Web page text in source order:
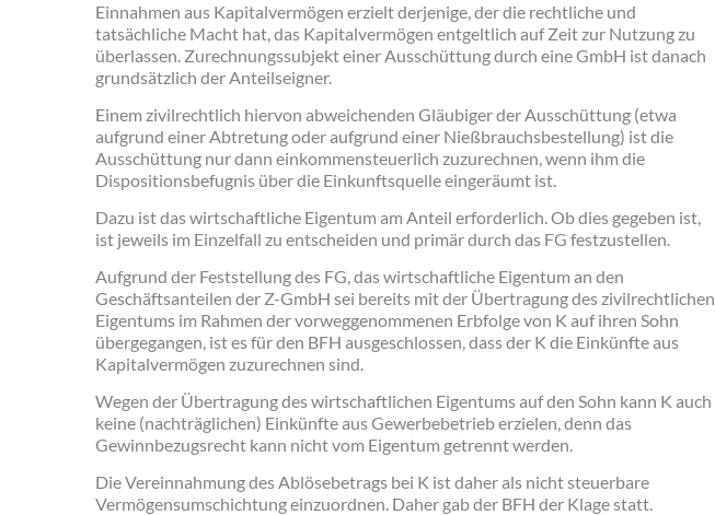
Einnahmen aus Kapitalvermögen erzielt derjenige, der die rechtliche und
tatsächliche Macht hat, das Kapitalvermögen entgeltlich auf Zeit zur Nutzung zu
überlassen. Zurechnungssubjekt einer Ausschüttung durch eine GmbH ist danach
grundsätzlich der Anteilseigner.
Einem zivilrechtlich hiervon abweichenden Gläubiger der Ausschüttung (etwa
aufgrund einer Abtretung oder aufgrund einer Nießbrauchsbestellung) ist die
Ausschüttung nur dann einkommensteuerlich zuzurechnen, wenn ihm die
Dispositionsbefugnis über die Einkunftsquelle eingeräumt ist.
Dazu ist das wirtschaftliche Eigentum am Anteil erforderlich. Ob dies gegeben ist,
ist jeweils im Einzelfall zu entscheiden und primär durch das FG festzustellen.
Aufgrund der Feststellung des FG, das wirtschaftliche Eigentum an den
Geschäftsanteilen der Z-GmbH sei bereits mit der Übertragung des zivilrechtlichen
Eigentums im Rahmen der vorweggenommenen Erbfolge von K auf ihren Sohn
übergegangen, ist es für den BFH ausgeschlossen, dass der K die Einkünfte aus
Kapitalvermögen zuzurechnen sind.
Wegen der Übertragung des wirtschaftlichen Eigentums auf den Sohn kann K auch
keine (nachträglichen) Einkünfte aus Gewerbebetrieb erzielen, denn das
Gewinnbezugsrecht kann nicht vom Eigentum getrennt werden.
Die Vereinnahmung des Ablösebetrags bei K ist daher als nicht steuerbare
Vermögensumschichtung einzuordnen. Daher gab der BFH der Klage statt.